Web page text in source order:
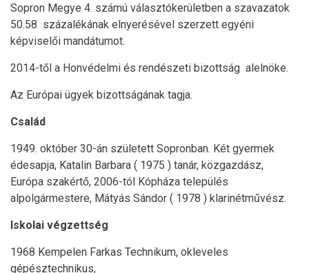
Sopron Megye 4. számú választókerületben a szavazatok
50.58 százalékának elnyerésével szerzett egyéni
képviselői mandátumot.
2014-től a Honvédelmi és rendészeti bizottság alelnöke.
Az Európai ügyek bizottságának tagja.
Család
1949. október 30-án született Sopronban. Két gyermek
édesapja, Katalin Barbara ( 1975 ) tanár, közgazdász,
Európa szakértő, 2006-tól Kópháza település
alpolgármestere, Mátyás Sándor ( 1978 ) klarinétművész.
Iskolai végzettség
1968 Kempelen Farkas Technikum, okleveles
gépésztechnikus,